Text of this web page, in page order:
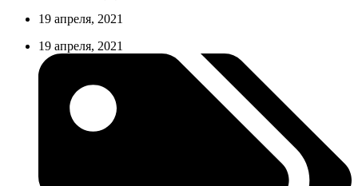
19 апреля, 2021
19 апреля, 2021